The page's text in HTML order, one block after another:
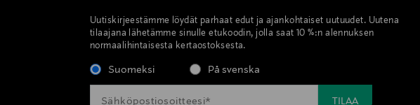
Uutiskirjeestämme löydät parhaat edut ja ajankohtaiset uutuudet. Uutena
tilaajana lähetämme sinulle etukoodin, jolla saat 10 %:n alennuksen
normaalihintaisesta kertaostoksesta.
Suomeksi På svenska